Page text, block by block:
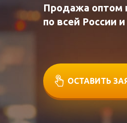
Продажа оптом
по всей России
ОСТАВИТЬ